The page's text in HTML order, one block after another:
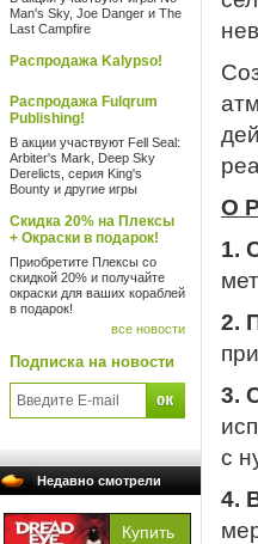
Man's Sky, Joe Danger и The
Last Campfire
Распродажа Kalypso!
Распродажа Fulqrum
Publishing!
В акции участвуют Fell Seal:
Arbiter's Mark, Deep Sky
Derelicts, серия King's
Bounty и другие игры
Скидка 20% на Плексы
+ Окраски в подарок!
Приобретите Плексы со
скидкой 20% и получайте
окраски для ваших кораблей
в подарок!
все новости
Подписка на новости
Недавно смотрели
О
1.
2.
3.
с
4.